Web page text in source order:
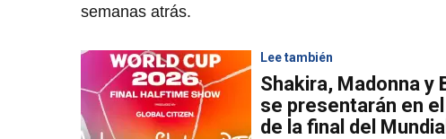
semanas atrás.
Lee también
Shakira, Madonna y
se presentarán en
de la final del